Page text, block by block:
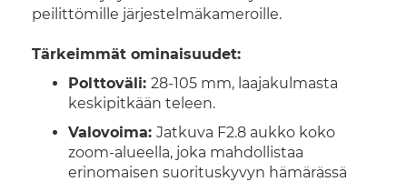
peilittömille järjestelmäkameroille.
Tärkeimmät ominaisuudet:
Polttoväli: 28-105 mm, laajakulmasta
keskipitkään teleen.
Valovoima: Jatkuva F2.8 aukko koko
zoom-alueella, joka mahdollistaa
erinomaisen suorituskyvyn hämärässä